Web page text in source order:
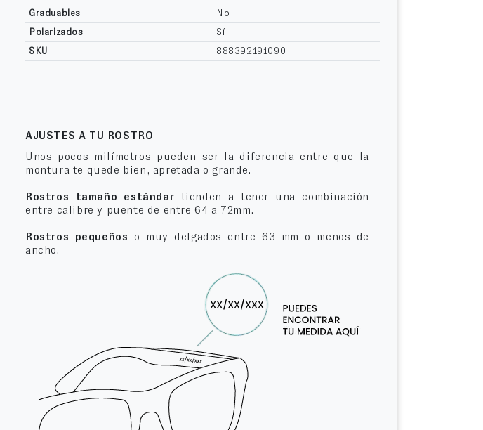
Graduables
No
Polarizados
Sí
SKU
888392191090
AJUSTES A TU ROSTRO
Unos pocos milímetros pueden ser la diferencia entre que la
montura te quede bien, apretada o grande.
Rostros tamaño estándar tienden a tener una combinación
entre calibre y puente de entre 64 a 72mm.
Rostros pequeños o muy delgados entre 63 mm o menos de
ancho.